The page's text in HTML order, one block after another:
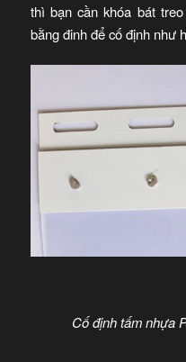
thì bạn cần khóa bát
bằng đinh để cố định như
Cố định tấm nhựa